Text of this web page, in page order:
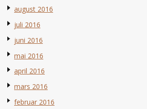
august 2016
juli 2016
juni 2016
mai 2016
april 2016
mars 2016
februar 2016